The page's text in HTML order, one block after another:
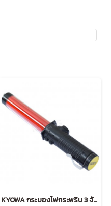
KYOWA กระบองไฟกระพริบ 3 จังหวะ สั้น (RED)